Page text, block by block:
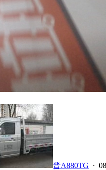
晋A880TG ·